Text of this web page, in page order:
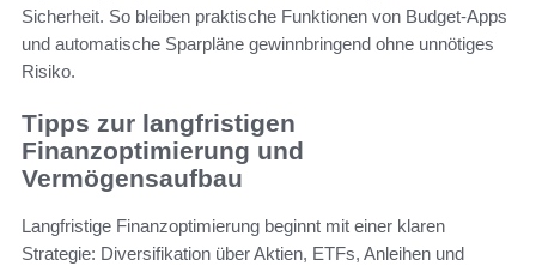
Sicherheit. So bleiben praktische Funktionen von Budget-Apps
und automatische Sparpläne gewinnbringend ohne unnötiges
Risiko.
Tipps zur langfristigen
Finanzoptimierung und
Vermögensaufbau
Langfristige Finanzoptimierung beginnt mit einer klaren
Strategie: Diversifikation über Aktien, ETFs, Anleihen und